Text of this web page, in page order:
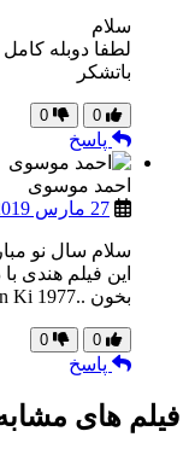
سلام
لطفا دوبله
باتشکر
0
0
پاسخ
احمد موسوی
27 مارس 2019 - 00:18
سلام سال نو
این فیلم هندی
بخون ..Kasum Khoon Ki 1977
0
0
پاسخ
فیلم های